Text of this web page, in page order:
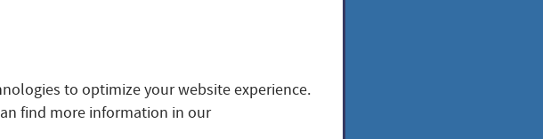
to optimize your website experience.
find more information in our